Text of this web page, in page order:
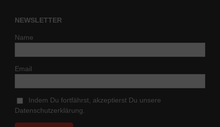
NEWSLETTER
Name
Email
Indem Du fortfährst, akzeptierst Du unsere
Datenschutzerklärung.